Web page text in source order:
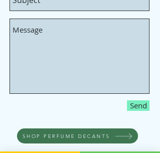
Send
SHOP PERFUME DECANTS